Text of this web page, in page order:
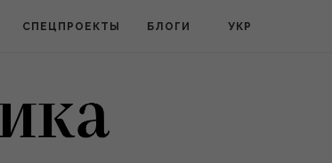
СПЕЦПРОЕКТЫ БЛОГИ УКР